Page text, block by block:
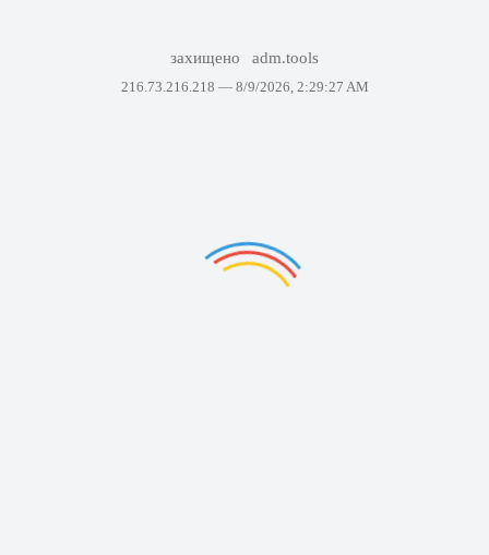
захищено adm.tools
216.73.216.218 — 8/9/2026, 2:29:27 AM